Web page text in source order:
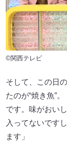
©関西テレビ
そして、この日
たのが“焼き魚”
です。味がおい
入ってないです
ます」